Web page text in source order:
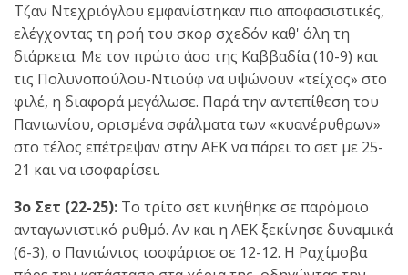
Τζαν Ντεχριόγλου εμφανίστηκαν πιο αποφασιστικές,
ελέγχοντας τη ροή του σκορ σχεδόν καθ' όλη τη
διάρκεια. Με τον πρώτο άσο της Καββαδία (10-9) και
τις Πολυνοπούλου-Ντιούφ να υψώνουν «τείχος» στο
φιλέ, η διαφορά μεγάλωσε. Παρά την αντεπίθεση του
Πανιωνίου, ορισμένα σφάλματα των «κυανέρυθρων»
στο τέλος επέτρεψαν στην ΑΕΚ να πάρει το σετ με 25-
21 και να ισοφαρίσει.
3ο Σετ (22-25): Το τρίτο σετ κινήθηκε σε παρόμοιο
ανταγωνιστικό ρυθμό. Αν και η ΑΕΚ ξεκίνησε δυναμικά
(6-3), ο Πανιώνιος ισοφάρισε σε 12-12. Η Ραχίμοβα